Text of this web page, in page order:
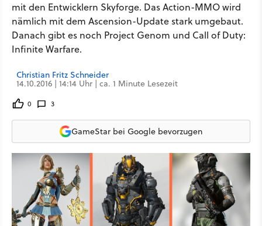
mit den Entwicklern Skyforge. Das Action-MMO wird
nämlich mit dem Ascension-Update stark umgebaut.
Danach gibt es noch Project Genom und Call of Duty:
Infinite Warfare.
Christian Fritz Schneider
14.10.2016 | 14:14 Uhr | ca. 1 Minute Lesezeit
0 3
GameStar bei Google bevorzugen